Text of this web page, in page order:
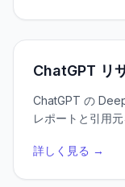
ChatGPT リ
ChatGPT の
レポートと引用
詳しく見る →